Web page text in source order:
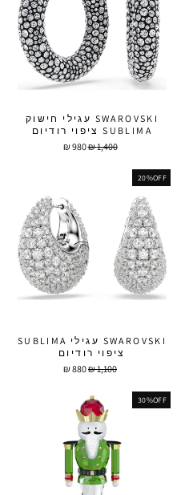
SWAROVSKI עגילי חישוק
SUBLIMA ציפוי רודיום
מחיר
1,400 ₪
מחיר
980 ₪
20%OFF
SWAROVSKI עגילי SUBLIMA
ציפוי רודיום
מחיר
1,100 ₪
מחיר
880 ₪
30%OFF